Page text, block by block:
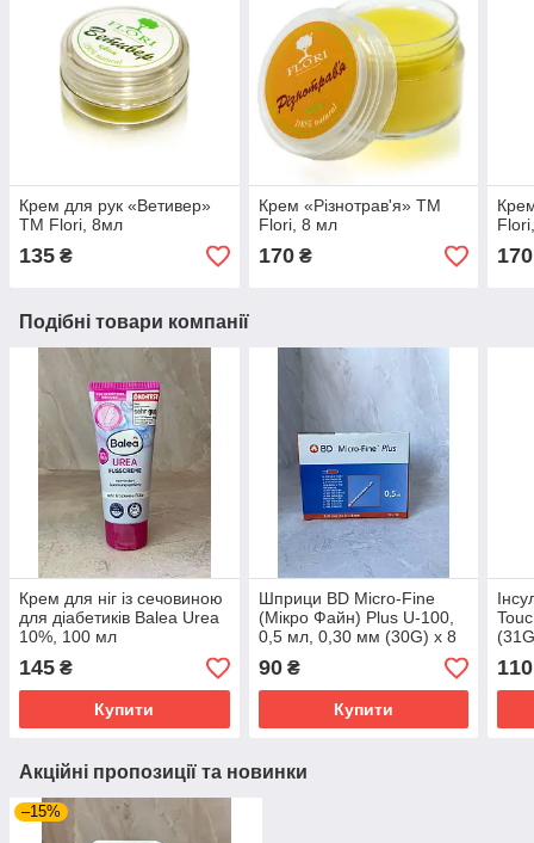
Крем для рук «Ветивер»
ТМ Flori, 8мл
135 ₴
Крем «Різнотрав'я» ТМ
Flori, 8 мл
170₴ 170
Подібні товари компанії
Крем для ніг із сечовиною
для діабетиків Balea Urea
10%, 100 мл
145 ₴
Купити
Шприци BD Micro-Fine
(Мікро Файн) Plus U-100,
0,5 мл, 0,30 мм (30G) х 8
90₴
Купити
110
Акційні пропозиції та новинки
–15%